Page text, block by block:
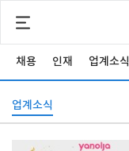
채용 인재 업계소식
업계소식